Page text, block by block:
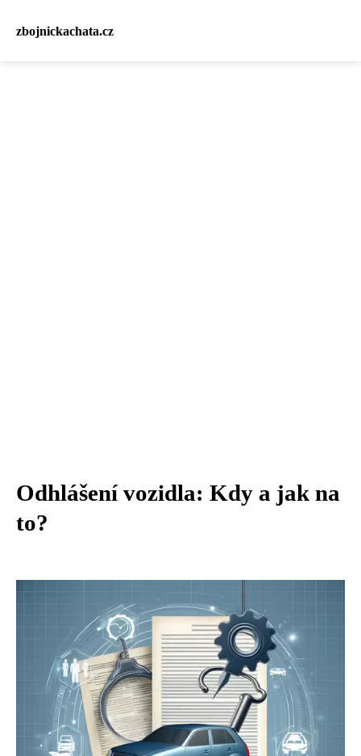
zbojnickachata.cz
Odhlášení vozidla: Kdy a jak na
to?